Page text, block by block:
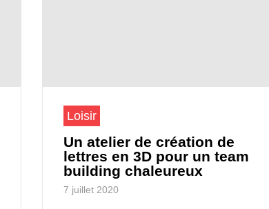
Loisir
Un atelier de création de
lettres en 3D pour un team
building chaleureux
7 juillet 2020